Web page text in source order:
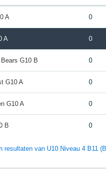
A 0
A 0
G10 B 0
G10 A 0
G10 A 0
B 0
resultaten van U10 Niveau 4 B11